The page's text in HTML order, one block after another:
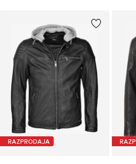
RAZPRODAJA